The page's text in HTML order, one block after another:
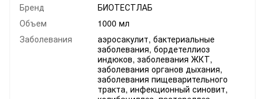
Бренд
БИОТЕСТЛАБ
Объем
1000 мл
Заболевания
аэросакулит, бактериальные
заболевания, бордетеллиоз
индюков, заболевания ЖКТ,
заболевания органов дыхания,
заболевания пищеварительного
тракта, инфекционный синовит,